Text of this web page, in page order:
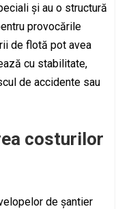
și au o structură
provocările
de flotă pot avea
cu stabilitate,
de accidente sau
costurilor
de șantier